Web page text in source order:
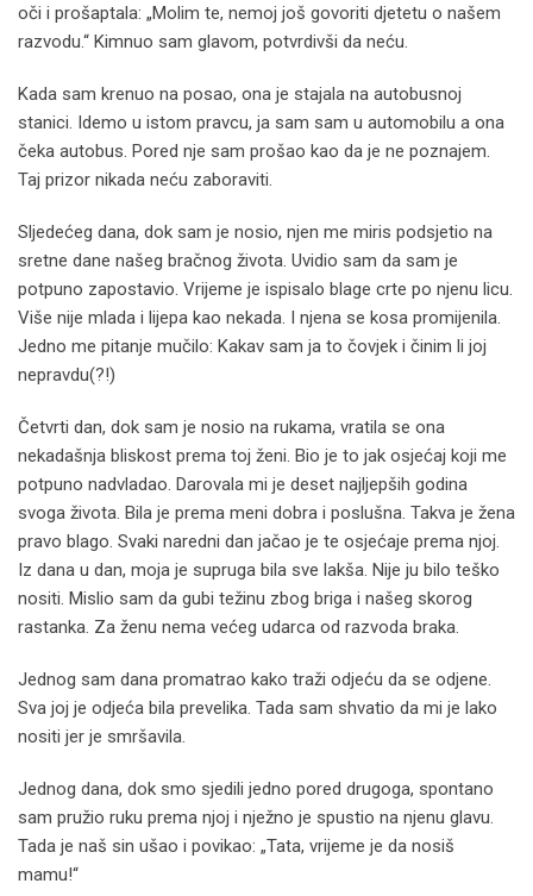
oči i prošaptala: „Molim te, nemoj još govoriti djetetu o našem
razvodu.“ Kimnuo sam glavom, potvrdivši da neću.
Kada sam krenuo na posao, ona je stajala na autobusnoj
stanici. Idemo u istom pravcu, ja sam sam u automobilu a ona
čeka autobus. Pored nje sam prošao kao da je ne poznajem.
Taj prizor nikada neću zaboraviti.
Sljedećeg dana, dok sam je nosio, njen me miris podsjetio na
sretne dane našeg bračnog života. Uvidio sam da sam je
potpuno zapostavio. Vrijeme je ispisalo blage crte po njenu licu.
Više nije mlada i lijepa kao nekada. I njena se kosa promijenila.
Jedno me pitanje mučilo: Kakav sam ja to čovjek i činim li joj
nepravdu(?!)
Četvrti dan, dok sam je nosio na rukama, vratila se ona
nekadašnja bliskost prema toj ženi. Bio je to jak osjećaj koji me
potpuno nadvladao. Darovala mi je deset najljepših godina
svoga života. Bila je prema meni dobra i poslušna. Takva je žena
pravo blago. Svaki naredni dan jačao je te osjećaje prema njoj.
Iz dana u dan, moja je supruga bila sve lakša. Nije ju bilo teško
nositi. Mislio sam da gubi težinu zbog briga i našeg skorog
rastanka. Za ženu nema većeg udarca od razvoda braka.
Jednog sam dana promatrao kako traži odjeću da se odjene.
Sva joj je odjeća bila prevelika. Tada sam shvatio da mi je lako
nositi jer je smršavila.
Jednog dana, dok smo sjedili jedno pored drugoga, spontano
sam pružio ruku prema njoj i nježno je spustio na njenu glavu.
Tada je naš sin ušao i povikao: „Tata, vrijeme je da nosiš
mamu!“